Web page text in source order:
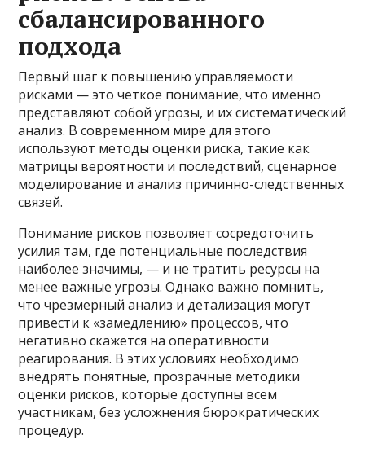
сбалансированного
подхода
Первый шаг к повышению управляемости
рисками — это четкое понимание, что именно
представляют собой угрозы, и их систематический
анализ. В современном мире для этого
используют методы оценки риска, такие как
матрицы вероятности и последствий, сценарное
моделирование и анализ причинно-следственных
связей.
Понимание рисков позволяет сосредоточить
усилия там, где потенциальные последствия
наиболее значимы, — и не тратить ресурсы на
менее важные угрозы. Однако важно помнить,
что чрезмерный анализ и детализация могут
привести к «замедлению» процессов, что
негативно скажется на оперативности
реагирования. В этих условиях необходимо
внедрять понятные, прозрачные методики
оценки рисков, которые доступны всем
участникам, без усложнения бюрократических
процедур.